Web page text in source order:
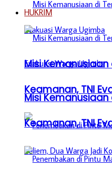
Misi
Keamanan, TNI
HUKRIM
Misi
Keamanan, TNI